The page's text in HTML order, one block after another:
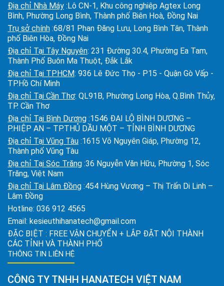
Địa chỉ Nhà Máy :Lô CN-1, Khu công nghiệp Agtex Long
Bình, Phường Long Bình, Thành phố Biên Hoà, Đồng Nai
Trụ sở chính :68/81 Phan Đăng Lưu, Long Bình Tân, Thành
phố Biên Hòa, Đồng Nai
Địa chỉ Tại Tây Nguyên: 231 Đường 30.4, Phường Ea Tam,
Thành Phố Buôn Ma Thuột, Đắk Lắk
Địa chỉ Tại TPHCM: 936 Lê Đức Thọ - P15 - Quận Gò Vấp -
TP.Hồ Chí Minh
Địa chỉ Tại Cần Thơ: QL91B, Phường Long Hòa, Q.Bình Thủy,
TP. Cần Thơ
Địa chỉ Tại Bình Dương :1546 ĐẠI LỘ BÌNH DƯƠNG –
P.HIỆP AN – TP.THỦ DẦU MỘT – TỈNH BÌNH DƯƠNG
Địa chỉ Tại Vũng Tàu :1615 Võ Nguyên Giáp, Phường 12,
Thành phố Vũng Tàu
Địa chỉ Tại Sóc Trăng :36 Nguyễn Văn Hữu, Phường 1, Sóc
Trăng, Việt Nam
Địa chỉ Tại Lâm Đồng :454 Hùng Vương – Thị Trấn Di Linh –
Lâm Đồng
Hotline: 036 912 4565
Email: kesieuthihanatech@gmail.com
ĐẶC BIỆT : FREE VẬN CHUYỂN + LẮP ĐẶT NỘI THÀNH
CÁC TỈNH VÀ THÀNH PHỐ
THÔNG TIN LIÊN HỆ
CÔNG TY TNHH HANATECH VIỆT NAM